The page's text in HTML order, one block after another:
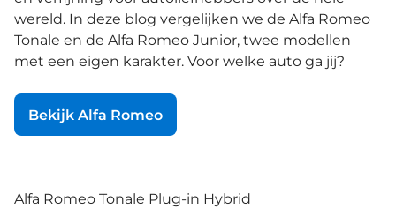
wereld. In deze blog vergelijken we de Alfa Romeo
Tonale en de Alfa Romeo Junior, twee modellen
met een eigen karakter. Voor welke auto ga jij?
Bekijk Alfa Romeo
Alfa Romeo Tonale Plug-in Hybrid